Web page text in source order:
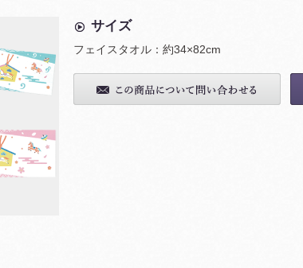
サイズ
フェイスタオル：約34×82cm